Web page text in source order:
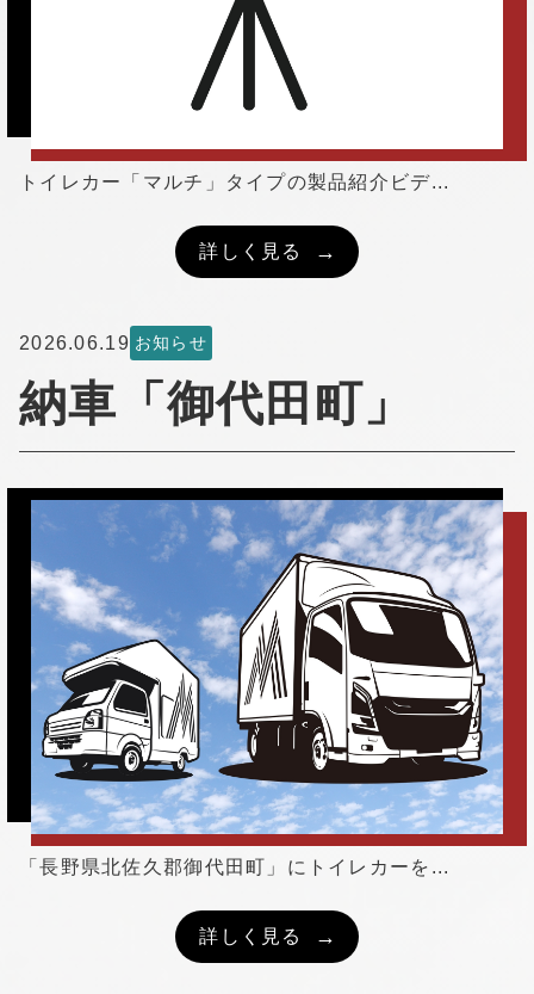
トイレカー「マルチ」タイプの製品紹介ビデ...
詳しく見る
2026.06.19 お知らせ
納車「御代田町」
「長野県北佐久郡御代田町」にトイレカーを...
詳しく見る